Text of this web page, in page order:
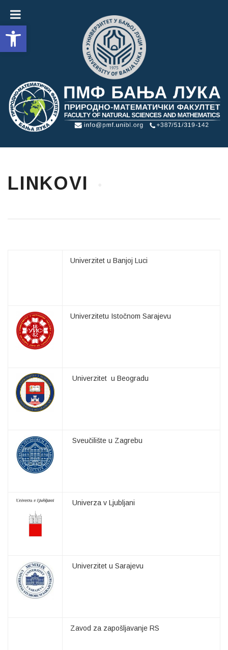
Open toolbar
LINKOVI
Univerzitet u Banjoj Luci
Univerzitetu Istočnom Sarajevu
Univerzitet u Beogradu
Sveučilište u Zagrebu
Univerza v Ljubljani
Univerzitet u Sarajevu
Zavod za zapošljavanje RS